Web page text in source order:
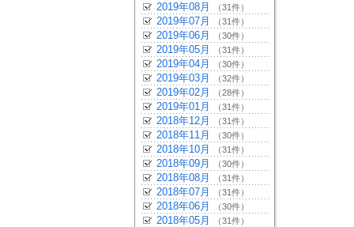
2019年08月 （31件）
2019年07月 （31件）
2019年06月 （30件）
2019年05月 （31件）
2019年04月 （30件）
2019年03月 （32件）
2019年02月 （28件）
2019年01月 （31件）
2018年12月 （31件）
2018年11月 （30件）
2018年10月 （31件）
2018年09月 （30件）
2018年08月 （31件）
2018年07月 （31件）
2018年06月 （30件）
2018年05月 （31件）